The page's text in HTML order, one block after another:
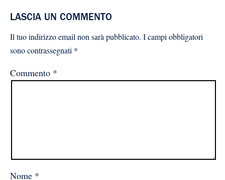
LASCIA UN COMMENTO
Il tuo indirizzo email non sarà pubblicato. I campi obbligatori
sono contrassegnati *
Commento *
Nome *